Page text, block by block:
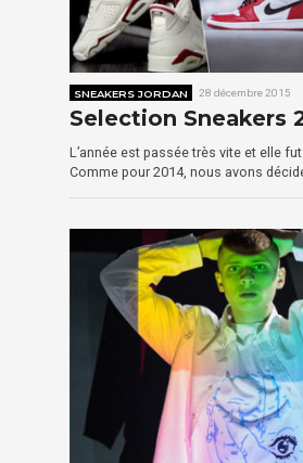
SNEAKERS JORDAN 28 décembre 2015
Selection Sneakers
L’année est passée très vite et elle
Comme pour 2014, nous avons